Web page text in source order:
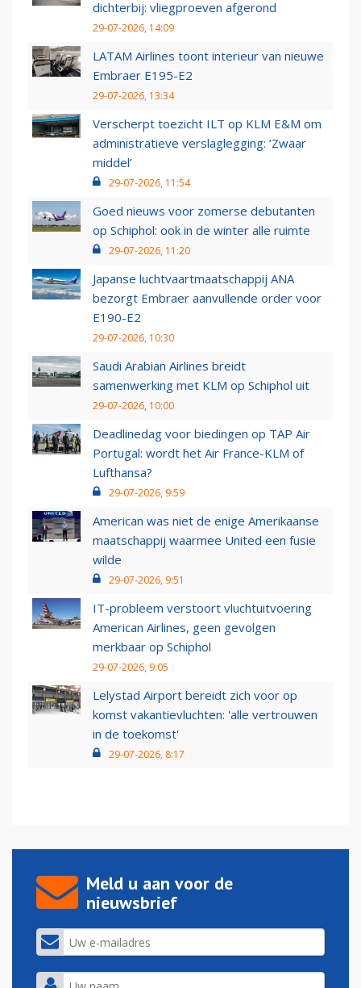
dichterbij: vliegproeven afgerond
29-07-2026, 14:09
LATAM Airlines toont interieur van nieuwe
Embraer E195-E2
29-07-2026, 13:34
Verscherpt toezicht ILT op KLM E&M om
administratieve verslaglegging: ‘Zwaar
middel’
29-07-2026, 11:54
Goed nieuws voor zomerse debutanten
op Schiphol: ook in de winter alle ruimte
29-07-2026, 11:20
Japanse luchtvaartmaatschappij ANA
bezorgt Embraer aanvullende order voor
E190-E2
29-07-2026, 10:30
Saudi Arabian Airlines breidt
samenwerking met KLM op Schiphol uit
29-07-2026, 10:00
Deadlinedag voor biedingen op TAP Air
Portugal: wordt het Air France-KLM of
Lufthansa?
29-07-2026, 9:59
American was niet de enige Amerikaanse
maatschappij waarmee United een fusie
wilde
29-07-2026, 9:51
IT-probleem verstoort vluchtuitvoering
American Airlines, geen gevolgen
merkbaar op Schiphol
29-07-2026, 9:05
Lelystad Airport bereidt zich voor op
komst vakantievluchten: 'alle vertrouwen
in de toekomst'
29-07-2026, 8:17
Meld u aan voor de
nieuwsbrief